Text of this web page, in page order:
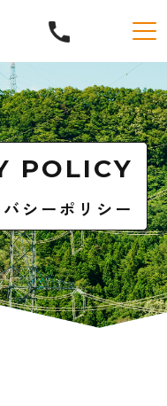
POLICY
シーポリシー